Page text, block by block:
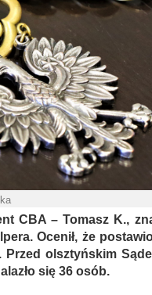
CBA – Tomasz K.,
Ocenił, że
olsztyńskim
się 36 osób.